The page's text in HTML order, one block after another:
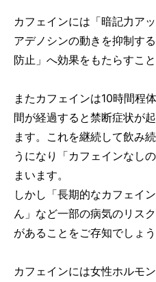
カフェインには「暗記力ア
アデノシンの動きを抑制す
防止」へ効果をもたらすこ
またカフェインは10時間程
間が経過すると禁断症状が
ます。これを継続して飲み
うになり「カフェインなし
まいます。
しかし「長期的なカフェイ
ん」など一部の病気のリス
があることをご存知でしょ
カフェインには女性ホルモ